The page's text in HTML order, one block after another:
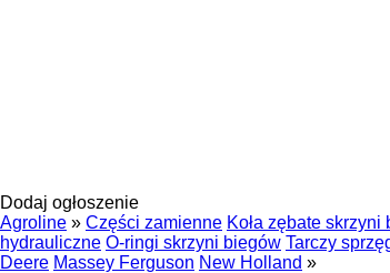
Dodaj ogłoszenie
Agroline » Części zamienne Koła zębate skrzyni
hydrauliczne O-ringi skrzyni biegów Tarczy
Deere Massey Ferguson New Holland »